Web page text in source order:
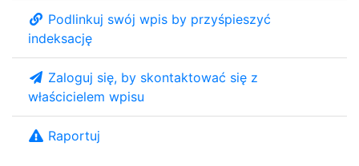
Podlinkuj swój wpis by przyśpieszyć
indeksację
Zaloguj się, by skontaktować się z
właścicielem wpisu
Raportuj